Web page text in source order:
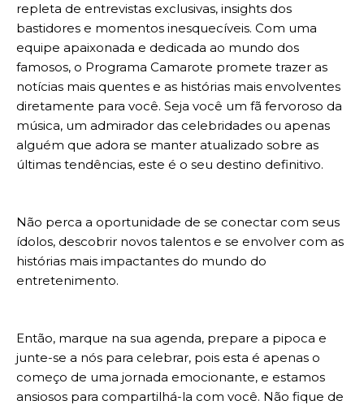
repleta de entrevistas exclusivas, insights dos
bastidores e momentos inesquecíveis. Com uma
equipe apaixonada e dedicada ao mundo dos
famosos, o Programa Camarote promete trazer as
notícias mais quentes e as histórias mais envolventes
diretamente para você. Seja você um fã fervoroso da
música, um admirador das celebridades ou apenas
alguém que adora se manter atualizado sobre as
últimas tendências, este é o seu destino definitivo.
Não perca a oportunidade de se conectar com seus
ídolos, descobrir novos talentos e se envolver com as
histórias mais impactantes do mundo do
entretenimento.
Então, marque na sua agenda, prepare a pipoca e
junte-se a nós para celebrar, pois esta é apenas o
começo de uma jornada emocionante, e estamos
ansiosos para compartilhá-la com você. Não fique de